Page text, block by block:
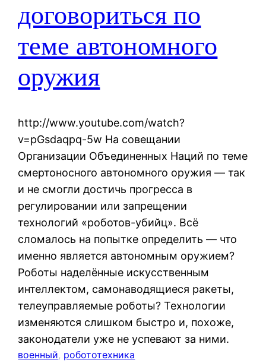
договориться по
теме автономного
оружия
http://www.youtube.com/watch?
v=pGsdaqpq-5w На совещании
Организации Объединенных Наций по теме
смертоносного автономного оружия — так
и не смогли достичь прогресса в
регулировании или запрещении
технологий «роботов-убийц». Всё
сломалось на попытке определить — что
именно является автономным оружием?
Роботы наделённые искусственным
интеллектом, самонаводящиеся ракеты,
телеуправляемые роботы? Технологии
изменяются слишком быстро и, похоже,
законодатели уже не успевают за ними.
военный, робототехника